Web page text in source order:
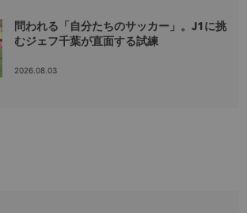
問われる「自分たちのサッカー」。J1に挑
むジェフ千葉が直面する試練
2026.08.03